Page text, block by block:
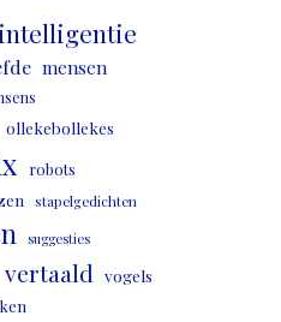
mensen
ollekebollekes
robots
stapelgedichten
suggesties
vertaald vogels